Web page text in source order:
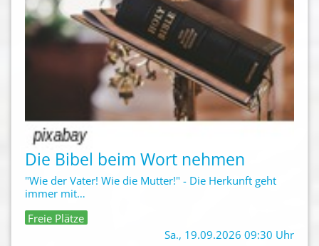
Die Bibel beim Wort nehmen
"Wie der Vater! Wie die Mutter!" - Die Herkunft geht
immer mit…
Freie Plätze
Sa., 19.09.2026 09:30 Uhr